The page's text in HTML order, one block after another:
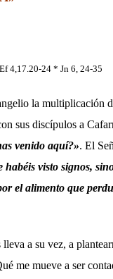
4,17.20-24 * Jn 6, 24-35
la multiplicación
sus discípulos a
venido aquí?». El
visto signos,
el alimento que
lleva a su vez, a
me mueve a ser